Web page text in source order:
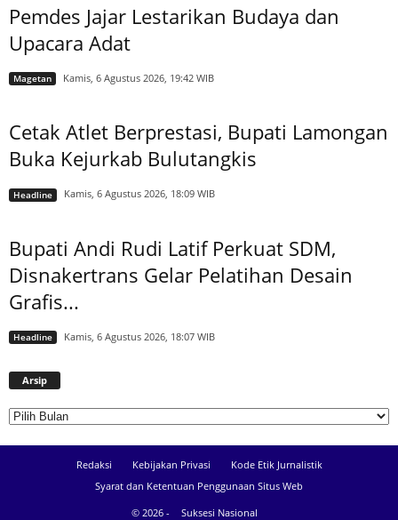
Pemdes Jajar Lestarikan Budaya dan
Upacara Adat
Magetan Kamis, 6 Agustus 2026, 19:42 WIB
Cetak Atlet Berprestasi, Bupati Lamongan
Buka Kejurkab Bulutangkis
Headline Kamis, 6 Agustus 2026, 18:09 WIB
Bupati Andi Rudi Latif Perkuat SDM,
Disnakertrans Gelar Pelatihan Desain
Grafis...
Headline Kamis, 6 Agustus 2026, 18:07 WIB
Arsip
Redaksi Kebijakan Privasi
Kode Etik Jurnalistik
Syarat dan Ketentuan Penggunaan Situs Web
© 2026 -
Suksesi Nasional